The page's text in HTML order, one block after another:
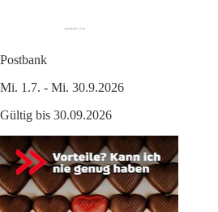
Postbank
Mi. 1.7. - Mi. 30.9.2026
Gültig bis 30.09.2026